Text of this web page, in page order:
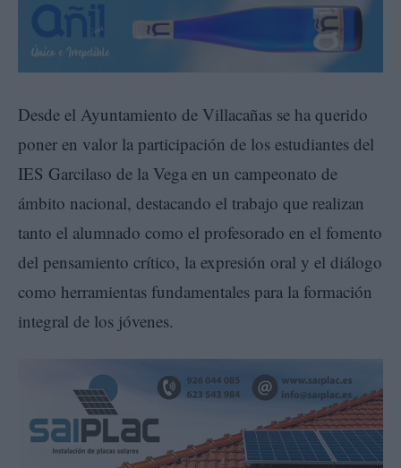
Desde el Ayuntamiento de Villacañas se ha querido
poner en valor la participación de los estudiantes del
IES Garcilaso de la Vega en un campeonato de
ámbito nacional, destacando el trabajo que realizan
tanto el alumnado como el profesorado en el fomento
del pensamiento crítico, la expresión oral y el diálogo
como herramientas fundamentales para la formación
integral de los jóvenes.